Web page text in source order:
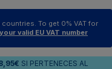
To get 0% VAT for
valid EU VAT number
SI PERTENECES AL